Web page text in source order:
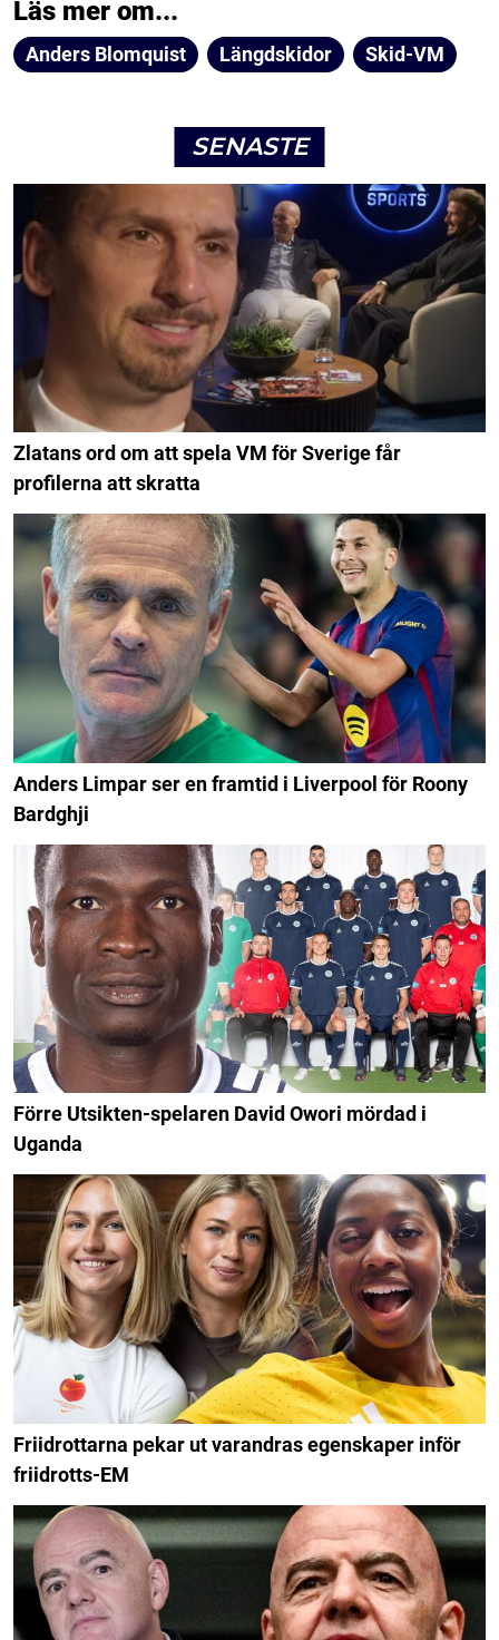
Läs mer om...
Anders Blomquist Längdskidor Skid-VM
SENASTE
Zlatans ord om att spela VM för Sverige får
profilerna att skratta
Anders Limpar ser en framtid i Liverpool för Roony
Bardghji
Förre Utsikten-spelaren David Owori mördad i
Uganda
Friidrottarna pekar ut varandras egenskaper inför
friidrotts-EM